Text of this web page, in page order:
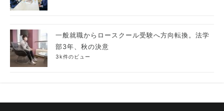
一般就職からロースクール受験へ方向転換。法学
部3年、秋の決意
3k件のビュー